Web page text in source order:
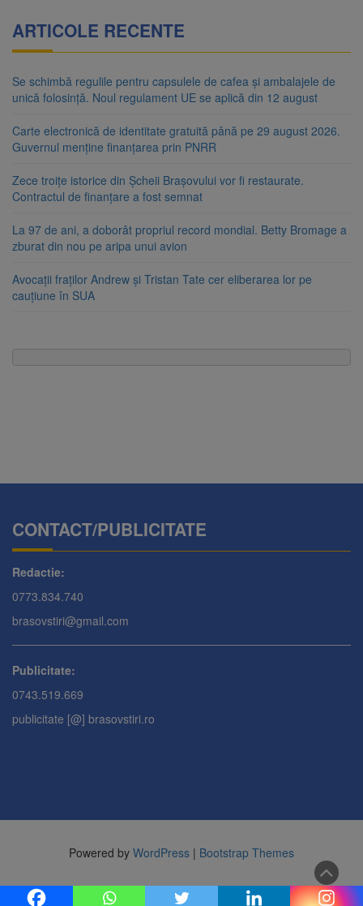
ARTICOLE RECENTE
Se schimbă regulile pentru capsulele de cafea și ambalajele de
unică folosință. Noul regulament UE se aplică din 12 august
Carte electronică de identitate gratuită până pe 29 august 2026.
Guvernul menține finanțarea prin PNRR
Zece troițe istorice din Șcheii Brașovului vor fi restaurate.
Contractul de finanțare a fost semnat
La 97 de ani, a doborât propriul record mondial. Betty Bromage a
zburat din nou pe aripa unui avion
Avocații fraților Andrew și Tristan Tate cer eliberarea lor pe
cauțiune în SUA
CONTACT/PUBLICITATE
Redactie:
0773.834.740
brasovstiri@gmail.com
Publicitate:
0743.519.669
publicitate [@] brasovstiri.ro
Powered by WordPress | Bootstrap Themes